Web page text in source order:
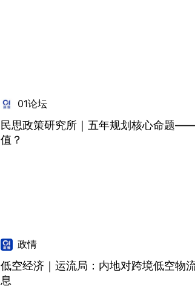
01论坛
民思政策研究所｜五年规划核心命题
值？
政情
低空经济｜运流局：内地对跨境低空
息